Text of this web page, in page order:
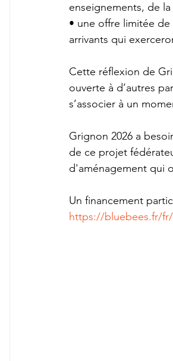
enseignements, de
• une offre limitée
arrivants qui
Cette réflexion de
ouverte à d’autres
s’associer à un
Grignon 2026 a
de ce projet
d'aménagement qui
Un financement
https://bluebees.fr/